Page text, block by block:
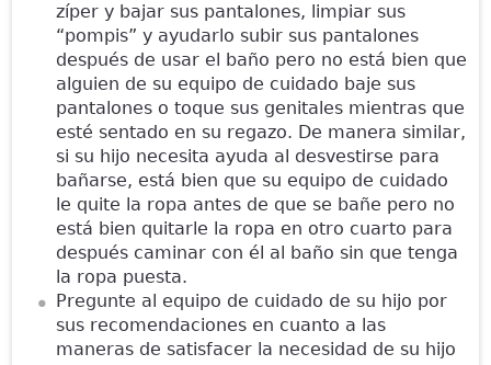
zíper y bajar sus pantalones, limpiar sus
“pompis” y ayudarlo subir sus pantalones
después de usar el baño pero no está bien que
alguien de su equipo de cuidado baje sus
pantalones o toque sus genitales mientras que
esté sentado en su regazo. De manera similar,
si su hijo necesita ayuda al desvestirse para
bañarse, está bien que su equipo de cuidado
le quite la ropa antes de que se bañe pero no
está bien quitarle la ropa en otro cuarto para
después caminar con él al baño sin que tenga
la ropa puesta.
Pregunte al equipo de cuidado de su hijo por
sus recomendaciones en cuanto a las
maneras de satisfacer la necesidad de su hijo